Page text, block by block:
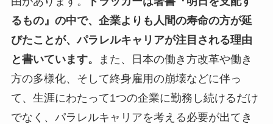
るもの』の中で、企業よりも人間の寿命の方が延
びたことが、パラレルキャリアが注目される理由
と書いています。
また、日本の働き方改革や働き
方の多様化、そして終身雇用の崩壊などに伴っ
て、生涯にわたって1つの企業に勤務し続けるだけ
でなく、パラレルキャリアを考える必要が出てき